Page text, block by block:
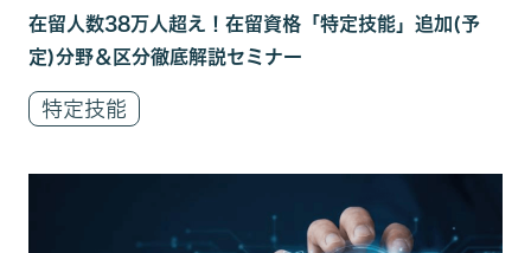
在留人数38万人超え！在留資格「特定技能」追加(予
定)分野＆区分徹底解説セミナー
特定技能